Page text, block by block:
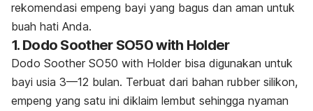
rekomendasi empeng bayi yang bagus dan aman untuk
buah hati Anda.
1. Dodo Soother SO50 with Holder
Dodo Soother SO50 with Holder bisa digunakan untuk
bayi usia 3—12 bulan. Terbuat dari bahan rubber silikon,
empeng yang satu ini diklaim lembut sehingga nyaman